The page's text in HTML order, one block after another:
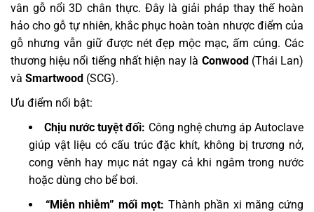
vân gỗ nổi 3D chân thực. Đây là giải pháp thay thế hoàn
hảo cho gỗ tự nhiên, khắc phục hoàn toàn nhược điểm của
gỗ nhưng vẫn giữ được nét đẹp mộc mạc, ấm cúng. Các
thương hiệu nổi tiếng nhất hiện nay là Conwood(Thái Lan)
và Smartwood (SCG).
Ưu điểm nổi bật:
Chịu nước tuyệt đối: Công nghệ chưng áp Autoclave
giúp vật liệu có cấu trúc đặc khít, không bị trương nở,
cong vênh hay mục nát ngay cả khi ngâm trong nước
hoặc dùng cho bể bơi.
“Miễn nhiễm” mối mọt: Thành phần xi măng cứng